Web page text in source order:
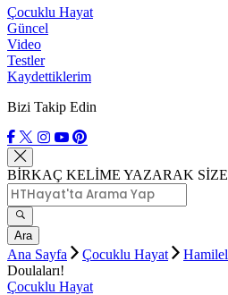
Çocuklu Hayat
Güncel
Video
Testler
Kaydettiklerim
Bizi Takip Edin
BİRKAÇ KELİME YAZARAK
Ara
Ana Sayfa Çocuklu Hayat
Doulaları!
Çocuklu Hayat